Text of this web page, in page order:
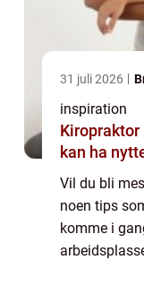
31 juli 2026
inspiration
Kiropraktor
kan ha
Vil du bli
noen tips
komme i